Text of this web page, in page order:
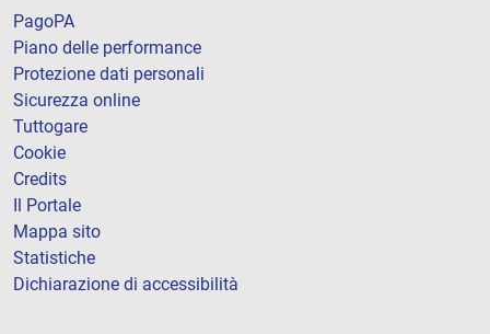
PagoPA
Piano delle performance
Protezione dati personali
Sicurezza online
Tuttogare
Cookie
Credits
Il Portale
Mappa sito
Statistiche
Dichiarazione di accessibilità